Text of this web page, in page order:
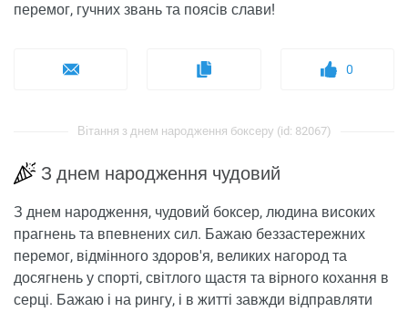
перемог, гучних звань та поясів слави!
0
Вітання з днем ​​народження боксеру (id: 82067)
З днем ​​народження чудовий
З днем ​​народження, чудовий боксер, людина високих
прагнень та впевнених сил. Бажаю беззастережних
перемог, відмінного здоров'я, великих нагород та
досягнень у спорті, світлого щастя та вірного кохання в
серці. Бажаю і на рингу, і в житті завжди відправляти